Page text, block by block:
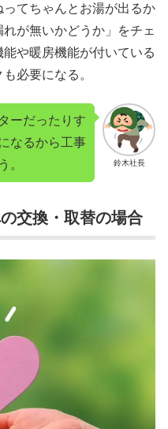
てちゃんとお湯が出るか
が無いかどうか」をチェ
や暖房機能が付いている
必要になる。
鈴木社長
ーだったりす
なるから工事
。
交換・取替の場合